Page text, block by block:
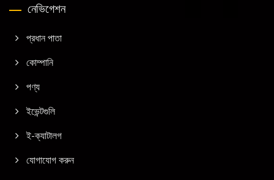
নেভিগেশন
প্রধান পাতা
কোম্পানি
পণ্য
ইভেন্টগুলি
ই-ক্যাটালগ
যোগাযোগ করুন